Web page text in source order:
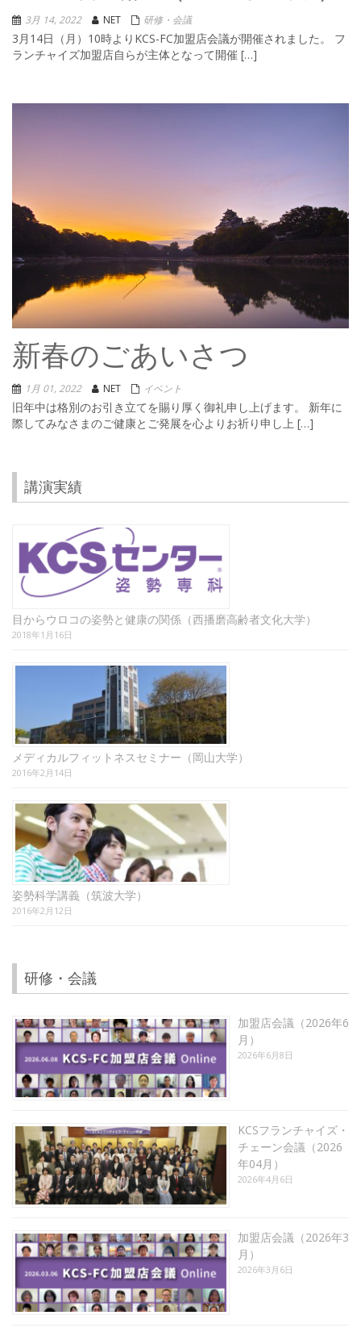
3月 14, 2022 NET 研修・会議
3月14日（月）10時よりKCS-FC加盟店会議が開催されました。 フ
ランチャイズ加盟店自らが主体となって開催 […]
新春のごあいさつ
1月 01, 2022 NET イベント
旧年中は格別のお引き立てを賜り厚く御礼申し上げます。 新年に
際してみなさまのご健康とご発展を心よりお祈り申し上 […]
講演実績
目からウロコの姿勢と健康の関係（西播磨高齢者文化大学）
2018年1月16日
メディカルフィットネスセミナー（岡山大学）
2016年2月14日
姿勢科学講義（筑波大学）
2016年2月12日
研修・会議
加盟店会議（2026年6
月）
2026年6月8日
KCSフランチャイズ・
チェーン会議（2026
年04月）
2026年4月6日
加盟店会議（2026年3
月）
2026年3月6日